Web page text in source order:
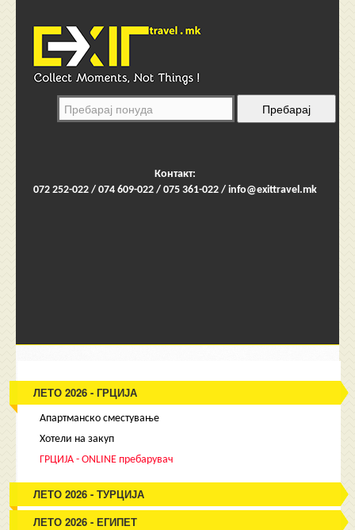
Контакт:
072 252-022 / 074 609-022 / 075 361-022 / info@exittravel.mk
ЛЕТО 2026 - ГРЦИЈА
Апартманско сместување
Хотели на закуп
ГРЦИЈА - ONLINE пребарувач
ЛЕТО 2026 - ТУРЦИЈА
ЛЕТО 2026 - ЕГИПЕТ